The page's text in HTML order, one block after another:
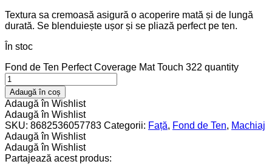
Textura sa cremoasă asigură o acoperire mată și de lungă
durată. Se blenduiește ușor și se pliază perfect pe ten.
În stoc
Fond de Ten Perfect Coverage Mat Touch 322 quantity
Adaugă în coș
Adaugă în Wishlist
Adaugă în Wishlist
SKU: 8682536057783 Categorii: Față, Fond de Ten, Machiaj
Adaugă în Wishlist
Adaugă în Wishlist
Partajează acest produs: